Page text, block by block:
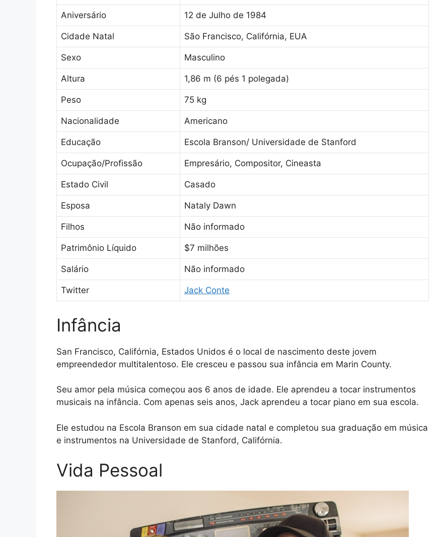
Aniversário 12 de Julho de 1984
Cidade Natal São Francisco, Califórnia, EUA
Sexo Masculino
Altura 1,86 m (6 pés 1 polegada)
Peso 75 kg
Nacionalidade Americano
Educação Escola Branson/ Universidade de Stanford
Ocupação/Profissão Empresário, Compositor, Cineasta
Estado Civil Casado
Esposa Nataly Dawn
Filhos Não informado
Patrimônio Líquido $7 milhões
Salário Não informado
Twitter Jack Conte
Infância
San Francisco, Califórnia, Estados Unidos é o local de nascimento deste jovem
empreendedor multitalentoso. Ele cresceu e passou sua infância em Marin County.
Seu amor pela música começou aos 6 anos de idade. Ele aprendeu a tocar instrumentos
musicais na infância. Com apenas seis anos, Jack aprendeu a tocar piano em sua escola.
Ele estudou na Escola Branson em sua cidade natal e completou sua graduação em música
e instrumentos na Universidade de Stanford, Califórnia.
Vida Pessoal